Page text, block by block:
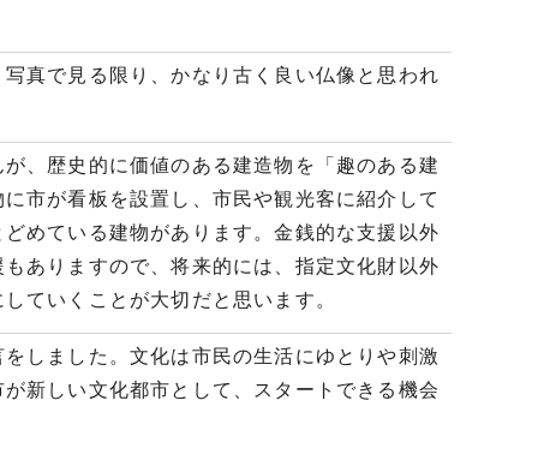
真で見る限り、かなり古く良い仏像と思われ
、歴史的に価値のある建造物を「趣のある建
市が看板を設置し、市民や観光客に紹介して
めている建物があります。金銭的な支援以外
ありますので、将来的には、指定文化財以外
ていくことが大切だと思います。
しました。文化は市民の生活にゆとりや刺激
新しい文化都市として、スタートできる機会